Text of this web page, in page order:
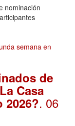
nominación
de
Casa
2026?. 06